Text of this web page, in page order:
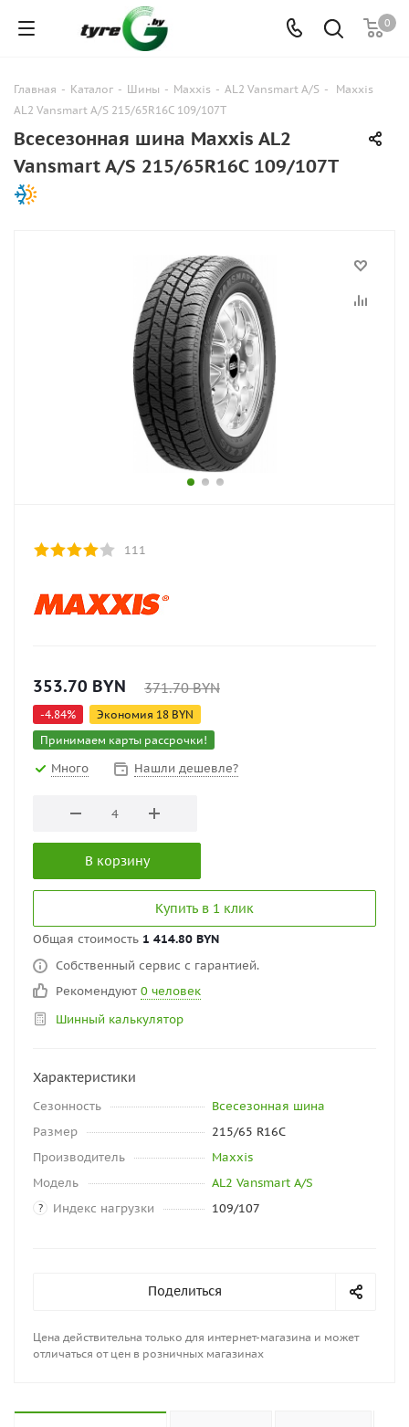
0
Главная - Каталог - Шины - Maxxis - AL2 Vansmart A/S -
Maxxis
AL2 Vansmart A/S 215/65R16C 109/107T
Всесезонная шина Maxxis AL2
Vansmart A/S 215/65R16C 109/107T
111
353.70 BYN 371.70BYN
-4.84% Экономия 18 BYN
Принимаем карты рассрочки!
Много Нашли дешевле?
В корзину
Купить в 1 клик
Общая стоимость 1 414.80 BYN
Собственный сервис с гарантией.
Рекомендуют 0 человек
Шинный калькулятор
Характеристики
Сезонность
Всесезонная шина
Размер
215/65 R16C
Производитель
Maxxis
Модель
AL2 Vansmart A/S
? Индекс нагрузки 109/107
Поделиться
Цена действительна только для интернет-магазина и может
отличаться от цен в розничных магазинах